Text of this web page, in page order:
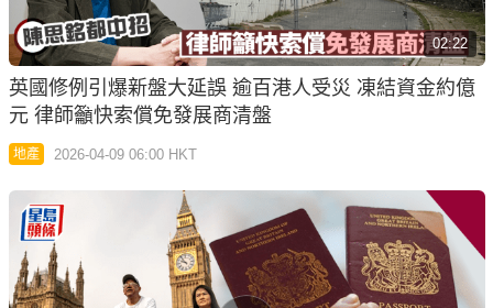
02:22
英國修例引爆新盤大延誤 逾百港人受災 凍結資金約億
元 律師籲快索償免發展商清盤
地產 2026-04-09 06:00 HKT